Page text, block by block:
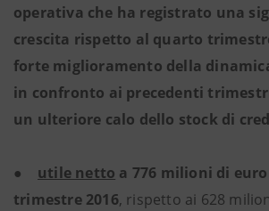
operativa che ha registrato una
crescita rispetto al quarto
forte miglioramento della
in confronto ai precedenti
un ulteriore calo dello stock di
● utile netto a 776 milioni di
trimestre 2016, rispetto ai 628